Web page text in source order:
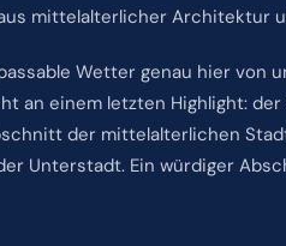
mittelalterlicher Architektur
Wetter genau hier von
an einem letzten Highlight:
der mittelalterlichen
Unterstadt. Ein würdiger